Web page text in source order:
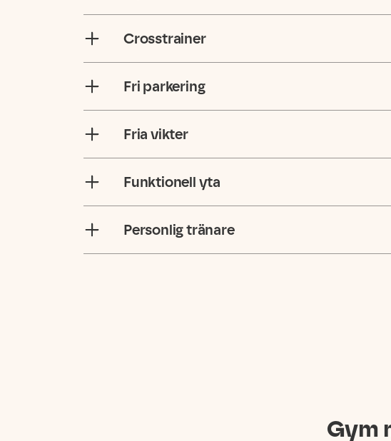
Crosstrainer
Fri parkering
Fria vikter
Funktionell yta
Personlig tränare
Gym